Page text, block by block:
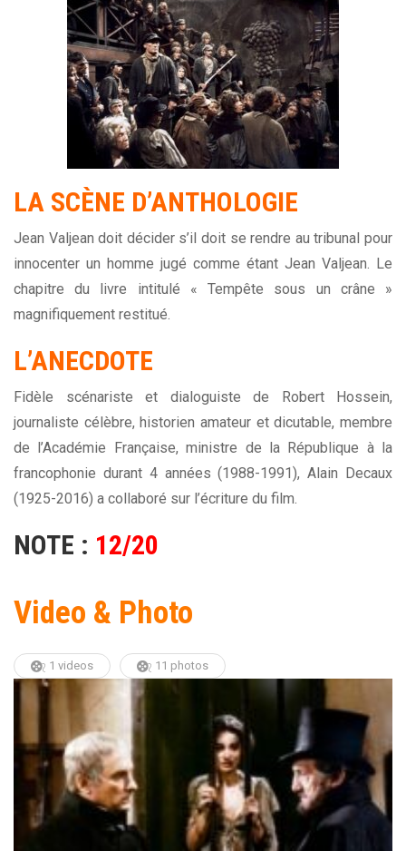
LA SCÈNE D’ANTHOLOGIE
Jean Valjean doit décider s’il doit se rendre au tribunal pour
innocenter un homme jugé comme étant Jean Valjean. Le
chapitre du livre intitulé « Tempête sous un crâne »
magnifiquement restitué.
L’ANECDOTE
Fidèle scénariste et dialoguiste de Robert Hossein,
journaliste célèbre, historien amateur et dicutable, membre
de l’Académie Française, ministre de la République à la
francophonie durant 4 années (1988-1991), Alain Decaux
(1925-2016) a collaboré sur l’écriture du film.
NOTE : 12/20
Video & Photo
1 videos 11 photos